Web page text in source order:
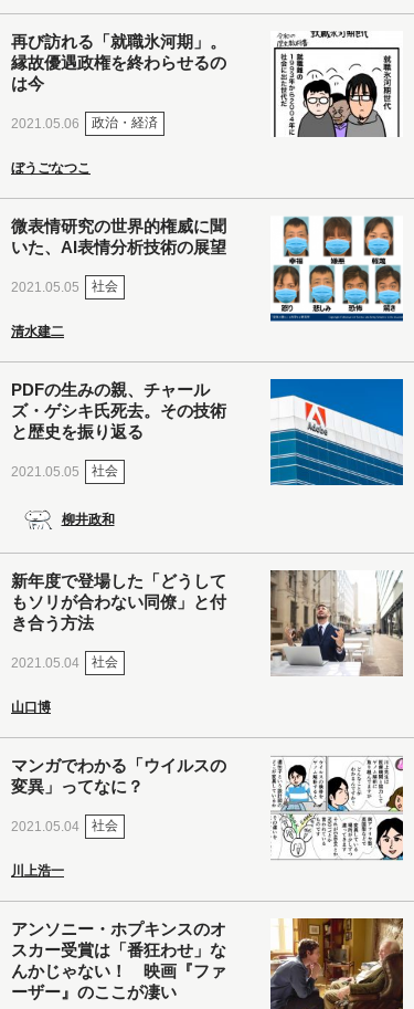
再び訪れる「就職氷河期」。
縁故優遇政権を終わらせるの
は今
2021.05.06 政治・経済
ぼうごなつこ
微表情研究の世界的権威に聞
いた、AI表情分析技術の展望
2021.05.05 社会
清水建二
PDFの生みの親、チャール
ズ・ゲシキ氏死去。その技術
と歴史を振り返る
2021.05.05 社会
柳井政和
新年度で登場した「どうして
もソリが合わない同僚」と付
き合う方法
2021.05.04 社会
山口博
マンガでわかる「ウイルスの
変異」ってなに？
2021.05.04 社会
川上浩一
アンソニー・ホプキンスのオ
スカー受賞は「番狂わせ」な
んかじゃない！ 映画『ファ
ーザー』のここが凄い